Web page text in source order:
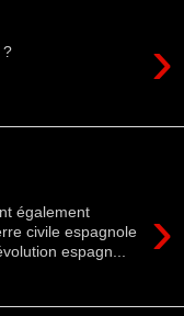
›
?
›
également
civile espagnole
espagn...